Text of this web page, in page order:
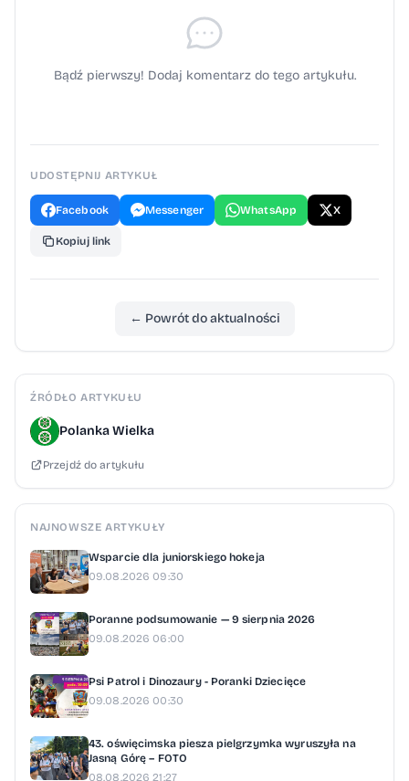
Bądź pierwszy! Dodaj komentarz do tego artykułu.
UDOSTĘPNIJ ARTYKUŁ
Facebook Messenger WhatsApp X
Kopiuj link
← Powrót do aktualności
ŹRÓDŁO ARTYKUŁU
Polanka Wielka
Przejdź do artykułu
NAJNOWSZE ARTYKUŁY
Wsparcie dla juniorskiego hokeja
09.08.2026 09:30
Poranne podsumowanie — 9 sierpnia 2026
09.08.2026 06:00
Psi Patrol i Dinozaury - Poranki Dziecięce
09.08.2026 00:30
43. oświęcimska piesza pielgrzymka wyruszyła na
Jasną Górę – FOTO
08.08.2026 21:27